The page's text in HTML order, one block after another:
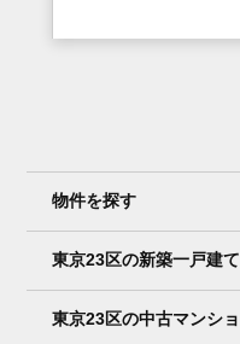
の？
で
は
く、
ー
物件を探す
東京23区の新築一戸建て
東京23区の中古マンシ